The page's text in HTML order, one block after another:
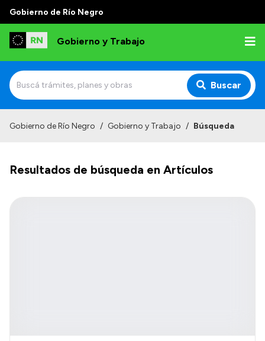
Gobierno de Río Negro
Gobierno y Trabajo
Buscar
Misión
Gobierno de Río Negro / Gobierno y Trabajo / Búsqueda
Resultados de búsqueda en Artículos